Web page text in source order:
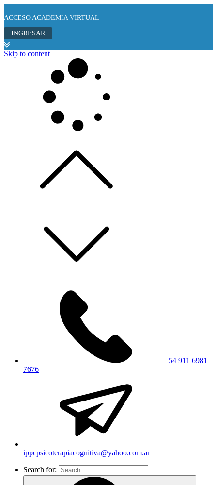
ACCESO ACADEMIA VIRTUAL
INGRESAR
Skip to content
54 911 6981
7676
ippcpsicoterapiacognitiva@yahoo.com.ar
Search for: